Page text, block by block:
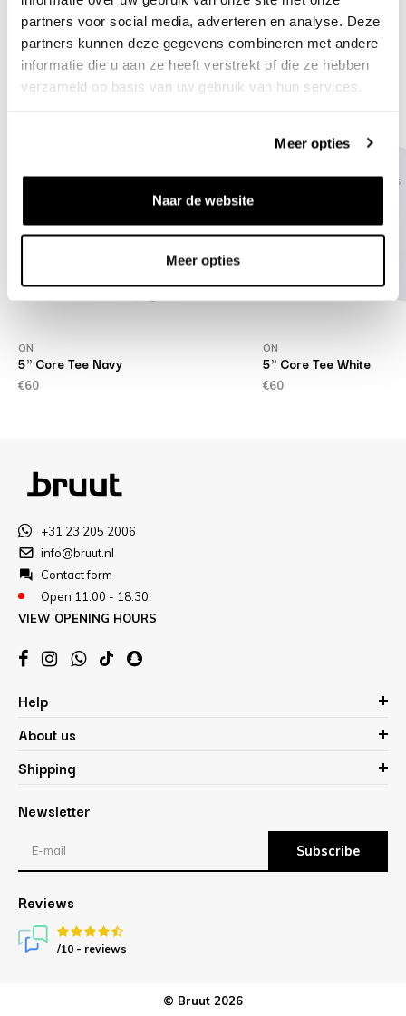
partners voor social media, adverteren en analyse. Deze
partners kunnen deze gegevens combineren met andere
informatie die u aan ze heeft verstrekt of die ze hebben
verzameld op basis van uw gebruik van hun services.
Meer opties
Naar de website
Meer opties
Shipment and returns
Related products
ON
5" Core Tee Navy
€60
ON
5" Core Tee White
€60
+31 23 205 2006
info@bruut.nl
Contact form
Open 11:00 - 18:30
VIEW OPENING HOURS
Help
About us
Shipping
Newsletter
Subscribe
Reviews
/10 - reviews
© Bruut 2026